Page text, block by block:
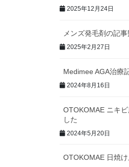
2025年12月24日
メンズ発毛剤の記
2025年2月27日
Medimee AGA治療
2024年8月16日
OTOKOMAE ニキ
した
2024年5月20日
OTOKOMAE 日焼